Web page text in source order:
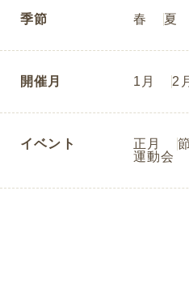
季節 春 夏
開催月 1月 2
イベント 正月
運動会